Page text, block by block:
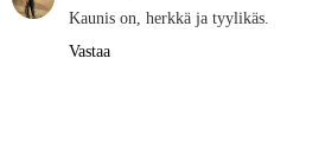
Kaunis on, herkkä ja tyylikäs.
Vastaa